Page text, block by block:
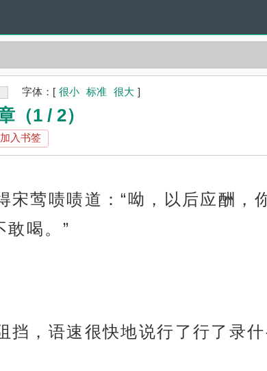
字体： [ 很小 标准 很大 ]
（1 / 2）
加入书签
莺啧啧道：“呦，以后应酬，
喝。”
，语速很快地说行了行了录